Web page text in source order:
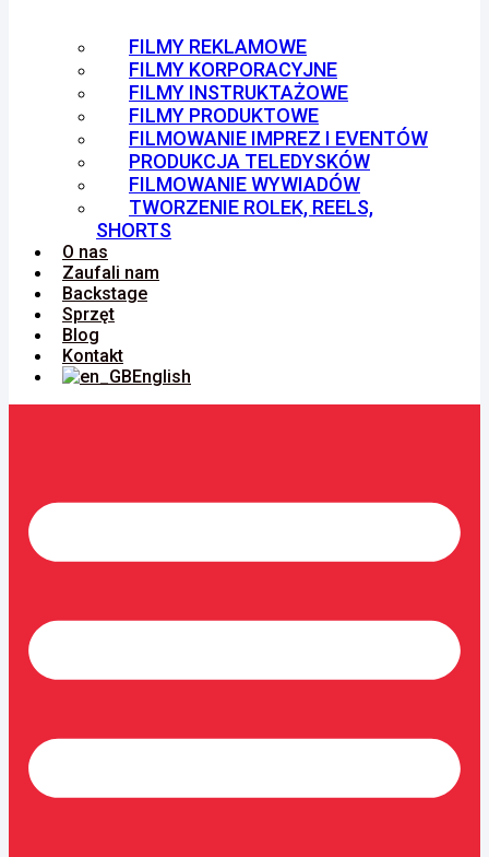
FILMY REKLAMOWE
FILMY KORPORACYJNE
FILMY INSTRUKTAŻOWE
FILMY PRODUKTOWE
FILMOWANIE IMPREZ I EVENTÓW
PRODUKCJA TELEDYSKÓW
FILMOWANIE WYWIADÓW
TWORZENIE ROLEK, REELS,
SHORTS
O nas
Zaufali nam
Backstage
Sprzęt
Blog
Kontakt
English